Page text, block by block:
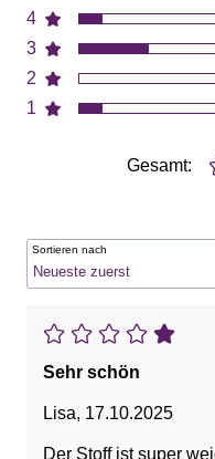
4
3
2
1
Gesamt:
Sortieren nach
Sehr schön
Lisa, 17.10.2025
Der Stoff ist super